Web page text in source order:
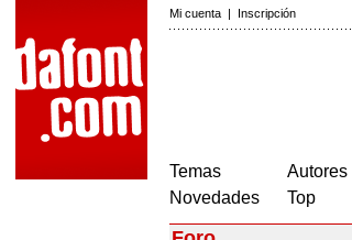
Mi cuenta | Inscripción
Temas
Novedades
Autores
Top